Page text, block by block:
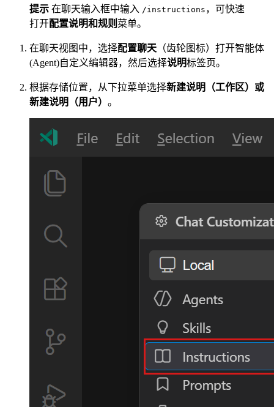
提示 在聊天输入框中输入 /instructions ，可快速
打开配置说明和规则 菜单。
在聊天视图中，选择配置聊天 （齿轮图标）打开智能体
(Agent)自定义编辑器，然后选择说明标签页。
根据存储位置，从下拉菜单选择新建说明（工作区） 或
新建说明（用户） 。